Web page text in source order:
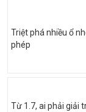
Triệt phá nhiều ổ
phép
Từ 1.7, ai phải giải